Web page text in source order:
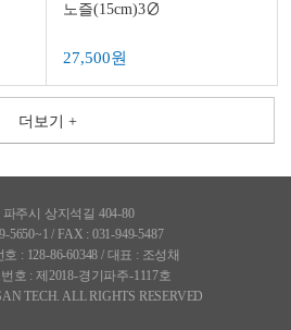
노즐(15cm)3∅
27,500원
더보기 +
주시 상지석길 404-80
5650~1 / FAX : 031-949-5487
: 128-86-60348 / 대표 : 조성채
호 : 제2018-경기파주-1117호
TECH. ALL RIGHTS RESERVED